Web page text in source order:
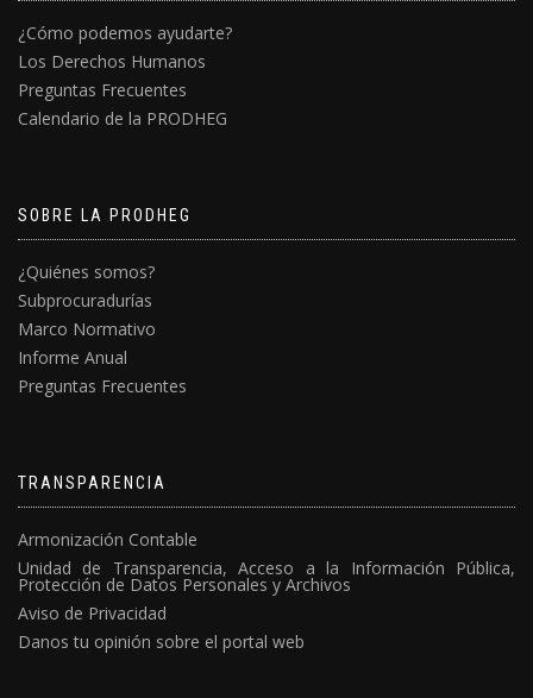
¿Cómo podemos ayudarte?
Los Derechos Humanos
Preguntas Frecuentes
Calendario de la PRODHEG
SOBRE LA PRODHEG
¿Quiénes somos?
Subprocuradurías
Marco Normativo
Informe Anual
Preguntas Frecuentes
TRANSPARENCIA
Armonización Contable
Unidad de Transparencia, Acceso a la Información Pública,
Protección de Datos Personales y Archivos
Aviso de Privacidad
Danos tu opinión sobre el portal web